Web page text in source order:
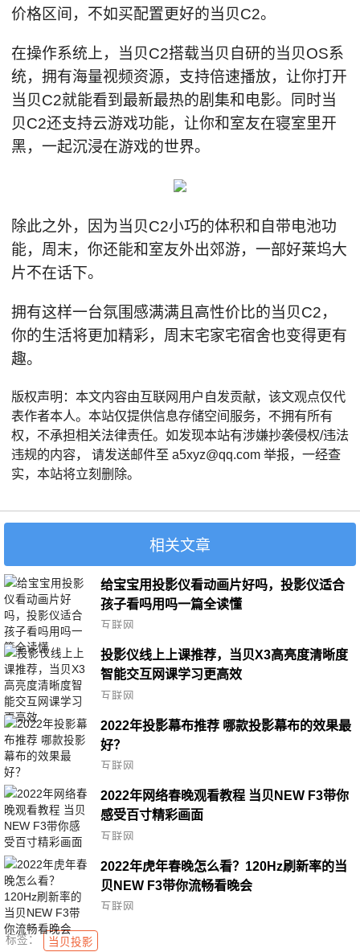
价格区间，不如买配置更好的当贝C2。
在操作系统上，当贝C2搭载当贝自研的当贝OS系
统，拥有海量视频资源，支持倍速播放，让你打开
当贝C2就能看到最新最热的剧集和电影。同时当
贝C2还支持云游戏功能，让你和室友在寝室里开
黑，一起沉浸在游戏的世界。
除此之外，因为当贝C2小巧的体积和自带电池功
能，周末，你还能和室友外出郊游，一部好莱坞大
片不在话下。
拥有这样一台氛围感满满且高性价比的当贝C2，
你的生活将更加精彩，周末宅家宅宿舍也变得更有
趣。
版权声明：本文内容由互联网用户自发贡献，该文观点仅代
表作者本人。本站仅提供信息存储空间服务，不拥有所有
权，不承担相关法律责任。如发现本站有涉嫌抄袭侵权/违法
违规的内容， 请发送邮件至 a5xyz@qq.com 举报，一经查
实，本站将立刻删除。
相关文章
给宝宝用投影仪看动画片好吗，投影仪适合
孩子看吗用吗一篇全读懂
互联网
投影仪线上上课推荐，当贝X3高亮度清晰度
智能交互网课学习更高效
互联网
2022年投影幕布推荐 哪款投影幕布的效果最
好？
互联网
2022年网络春晚观看教程 当贝NEW F3带你
感受百寸精彩画面
互联网
2022年虎年春晚怎么看？120Hz刷新率的当
贝NEW F3带你流畅看晚会
互联网
标签： 当贝投影